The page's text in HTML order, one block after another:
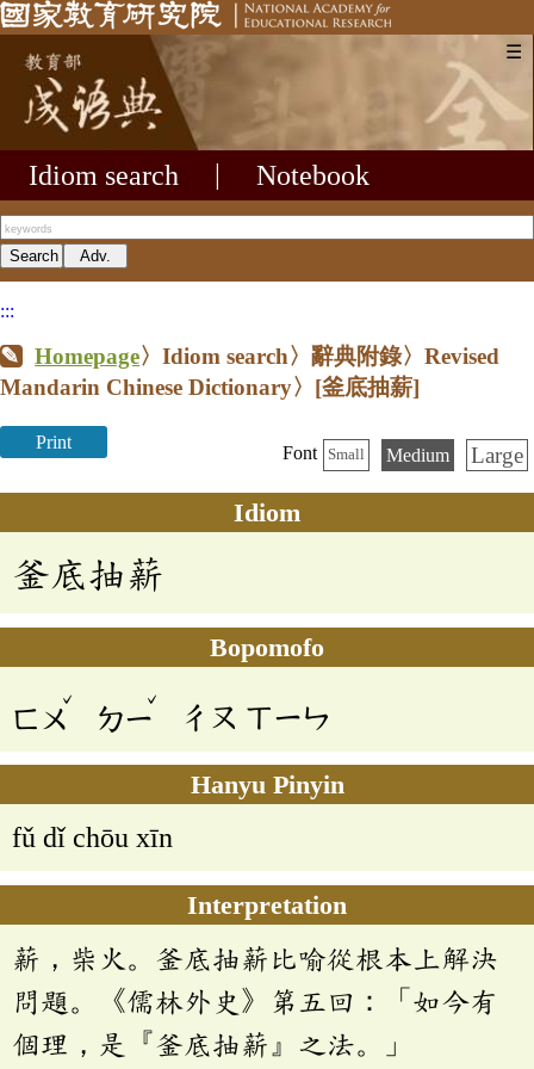
☰
Idiom search Notebook
:::
Homepage〉Idiom search〉辭典附錄〉Revised
Mandarin Chinese Dictionary〉 [釜底抽薪]
Print
Font Small Medium Large
Idiom
釜底抽薪
Bopomofo
ㄈㄨ
ˇ
ㄉㄧ
ˇ
ㄔㄡ ㄒㄧㄣ
Hanyu Pinyin
fǔ dǐ chōu xīn
Interpretation
薪，柴火。釜底抽薪比喻從根本上解決
問題。《儒林外史》第五回：「如今有
個理，是『釜底抽薪』之法。」